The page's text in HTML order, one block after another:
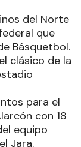
del Norte
que
Básquetbol.
clásico de la
para el
con 18
equipo
Jara.